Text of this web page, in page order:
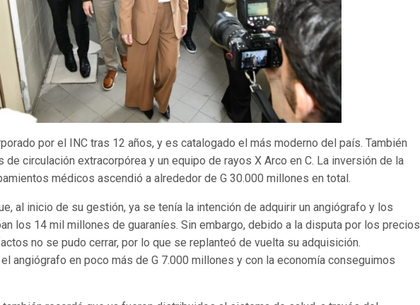
por el INC tras 12 años, y es catalogado el más moderno del país. También
circulación extracorpórea y un equipo de rayos X Arco en C. La inversión de la
médicos ascendió a alrededor de G 30.000 millones en total.
al inicio de su gestión, ya se tenía la intención de adquirir un angiógrafo y los
los 14 mil millones de guaraníes. Sin embargo, debido a la disputa por los precios
no se pudo cerrar, por lo que se replanteó de vuelta su adquisición.
angiógrafo en poco más de G 7.000 millones y con la economía conseguimos